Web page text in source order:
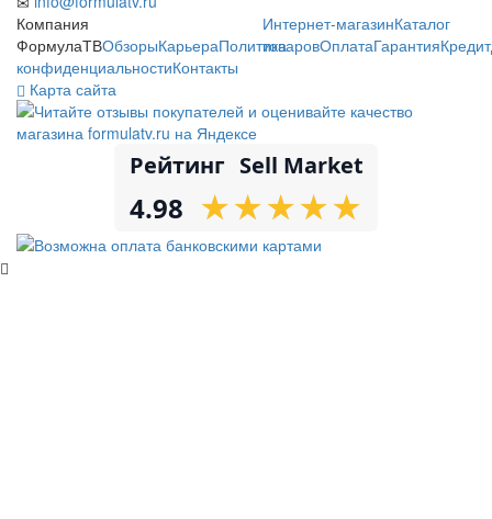
Компания
ФормулаТВОбзорыКарьераПолитика
конфиденциальностиКонтакты
Интернет-магазинКаталог
товаровОплатаГарантияКредит
Карта сайта
Рейтинг Sell Market
4.98 ★
★★
★★
★★
★★
★